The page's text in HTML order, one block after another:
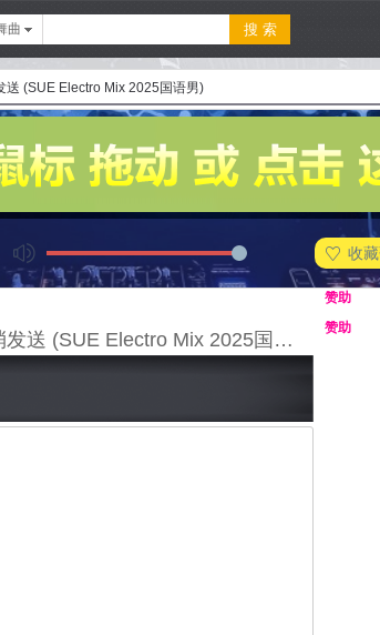
曲
送 (SUE Electro Mix 2025国语男)
收
休眠火山 - 第57次取消发送 (SUE Electro Mix 2025国语男)
赞助
赞助